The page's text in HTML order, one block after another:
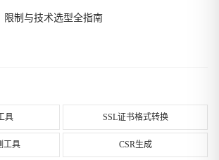
限制与技术选型全指南
具 SSL证书格式转换
工具 CSR生成